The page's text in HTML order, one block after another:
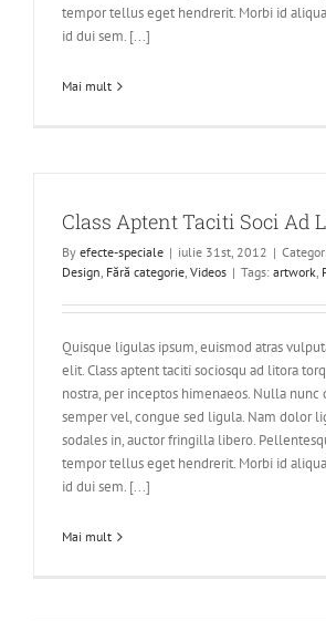
tempor tellus eget hendrerit. Morbi id
id dui sem. [...]
Mai mult
Class Aptent Taciti Soci Ad
By efecte-speciale | iulie 31st, 2012 |
Design, Fără categorie, Videos | Tags: artwork,
Quisque ligulas ipsum, euismod atras
elit. Class aptent taciti sociosqu ad litora
nostra, per inceptos himenaeos. Nulla nunc
semper vel, congue sed ligula. Nam dolor
sodales in, auctor fringilla libero.
tempor tellus eget hendrerit. Morbi id
id dui sem. [...]
Mai mult